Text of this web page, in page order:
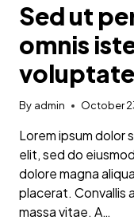
Sed ut
omnis
By admin October
Lorem ipsum dolor
elit, sed do
dolore magna
placerat. Convallis
massa vitae. A…